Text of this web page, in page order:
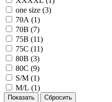
one size (3)
70A (1)
70B (7)
75B (11)
75C (11)
80B (3)
80C (9)
S/M (1)
M/L (1)